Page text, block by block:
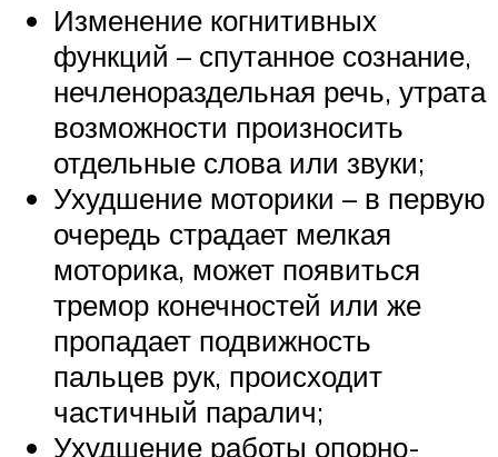
Изменение когнитивных
функций – спутанное сознание,
нечленораздельная речь, утрата
возможности произносить
отдельные слова или звуки;
Ухудшение моторики – в первую
очередь страдает мелкая
моторика, может появиться
тремор конечностей или же
пропадает подвижность
пальцев рук, происходит
частичный паралич;
Ухудшение работы опорно-